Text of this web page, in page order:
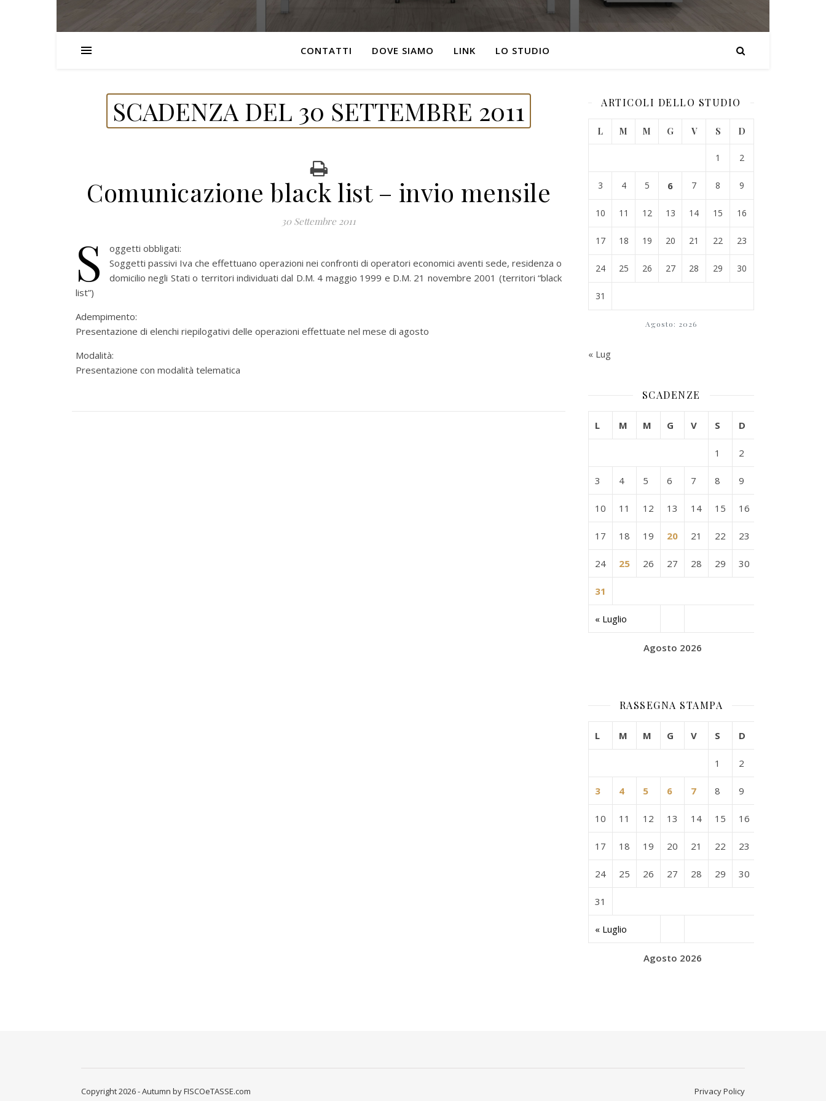
CONTATTI DOVE SIAMO LINK LO STUDIO
SCADENZA DEL 30 SETTEMBRE 2011
Comunicazione black list – invio mensile
30 Settembre 2011
S
oggetti obbligati:
Soggetti passivi Iva che effettuano operazioni nei confronti di operatori economici aventi sede, residenza o
domicilio negli Stati o territori individuati dal D.M. 4 maggio 1999 e D.M. 21 novembre 2001 (territori “black
list”)
Adempimento:
Presentazione di elenchi riepilogativi delle operazioni effettuate nel mese di agosto
Modalità:
Presentazione con modalità telematica
ARTICOLI DELLO STUDIO
Agosto: 2026
L M M G V S D
1 2
3 4 5 6 7 8 9
10 11 12 13 14 15 16
17 18 19 20 21 22 23
24 25 26 27 28 29 30
31
« Lug
SCADENZE
Agosto 2026
L M M G V S D
« Luglio
1 2
3 4 5 6 7 8 9
10 11 12 13 14 15 16
17 18 19 20 21 22 23
24 25 26 27 28 29 30
31
RASSEGNA STAMPA
Agosto 2026
L M M G V S D
« Luglio
1 2
3 4 5 6 7 8 9
10 11 12 13 14 15 16
17 18 19 20 21 22 23
24 25 26 27 28 29 30
31
Privacy Policy
Copyright 2026 - Autumn by FISCOeTASSE.com